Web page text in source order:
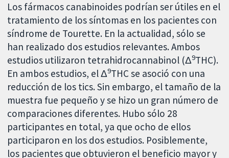
Los fármacos canabinoides podrían ser útiles en el
tratamiento de los síntomas en los pacientes con
síndrome de Tourette. En la actualidad, sólo se
han realizado dos estudios relevantes. Ambos
estudios utilizaron tetrahidrocannabinol (Δ9THC).
En ambos estudios, el Δ9THC se asoció con una
reducción de los tics. Sin embargo, el tamaño de la
muestra fue pequeño y se hizo un gran número de
comparaciones diferentes. Hubo sólo 28
participantes en total, ya que ocho de ellos
participaron en los dos estudios. Posiblemente,
los pacientes que obtuvieron el beneficio mayor y